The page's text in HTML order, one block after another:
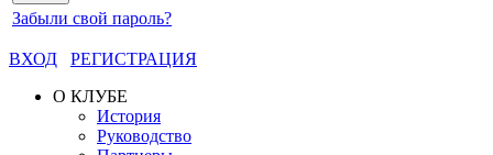
Забыли свой пароль?
ВХОД
РЕГИСТРАЦИЯ
О КЛУБЕ
История
Руководство